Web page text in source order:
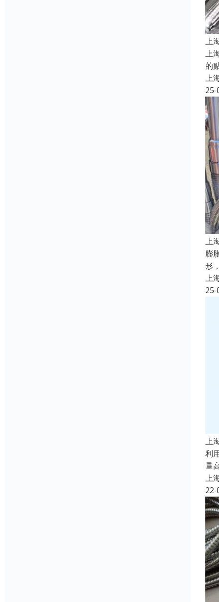
上
上
的
上
25-
上
膨
形
上
25-
上
利
量
上
22-